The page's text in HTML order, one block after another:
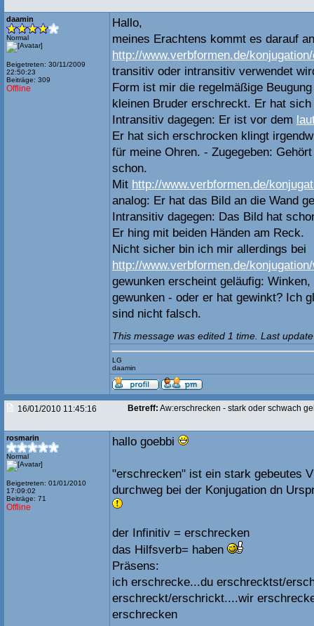
daamin
Normal
Beigetreten: 30/11/2009
22:50:23
Beiträge: 309
Offline
Hallo,
meines Erachtens kommt es darauf
http://www.verbformen.de/
transitiv oder intransitiv verwendet
Form ist mir die regelmäßige
kleinen Bruder erschreckt. Er hat
Intransitiv dagegen: Er ist vor dem
Er hat sich erschrocken klingt
für meine Ohren. - Zugegeben:
schon.
Mit http://www.verbformen.de/
analog: Er hat das Bild an die Wand
Intransitiv dagegen: Das Bild hat
Er hing mit beiden Händen am Reck.
Nicht sicher bin ich mir allerdings bei
http://www.verbformen.de/
gewunken erscheint geläufig:
gewunken - oder er hat gewinkt? Ich
sind nicht falsch.
This message was edited 1 time. Last
LG
daamin
16/01/2010 11:45:16 Betreff: Aw:erschrecken - stark oder schwach
rosmarin
Normal
Beigetreten: 01/01/2010
17:09:02
Beiträge: 71
Offline
hallo goebbi
"erschrecken" ist ein stark gebeutes
durchweg bei der Konjugation dn
der Infinitiv = erschrecken
das Hilfsverb= haben
Präsens:
ich erschrecke...du erschrecktst/
erschreckt/erschrickt....wir
erschrecken